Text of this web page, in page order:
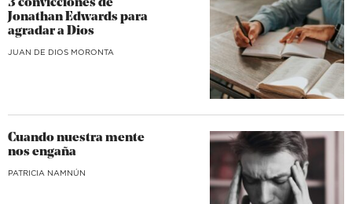
3 convicciones de
Jonathan Edwards para
agradar a Dios
JUAN DE DIOS MORONTA
Cuando nuestra mente
nos engaña
​PATRICIA NAMNÚN